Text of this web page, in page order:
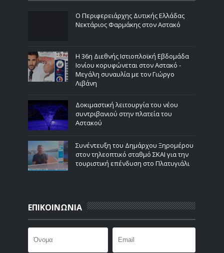
Ο Περιφερειάρχης Δυτικής Ελλάδας
Νεκτάριος Φαρμάκης στον Αστακό
Η 36η Διεθνής Ιστιοπλοϊκή Εβδομάδα
Ιονίου κορυφώνεται στον Αστακό -
Μεγάλη συναυλία με τον Γιώργο
Λιβάνη
Δοκιμαστική λειτουργία του νέου
συντριβανιού στην πλατεία του
Αστακού
Συνέντευξη του Δημάρχου Ξηρομέρου
στον τηλεοπτικό σταθμό ΣΚΑΙ για την
τουριστική επένδυση στο Πλατυγιάλι
ΕΠΙΚΟΙΝΩΝΙΑ